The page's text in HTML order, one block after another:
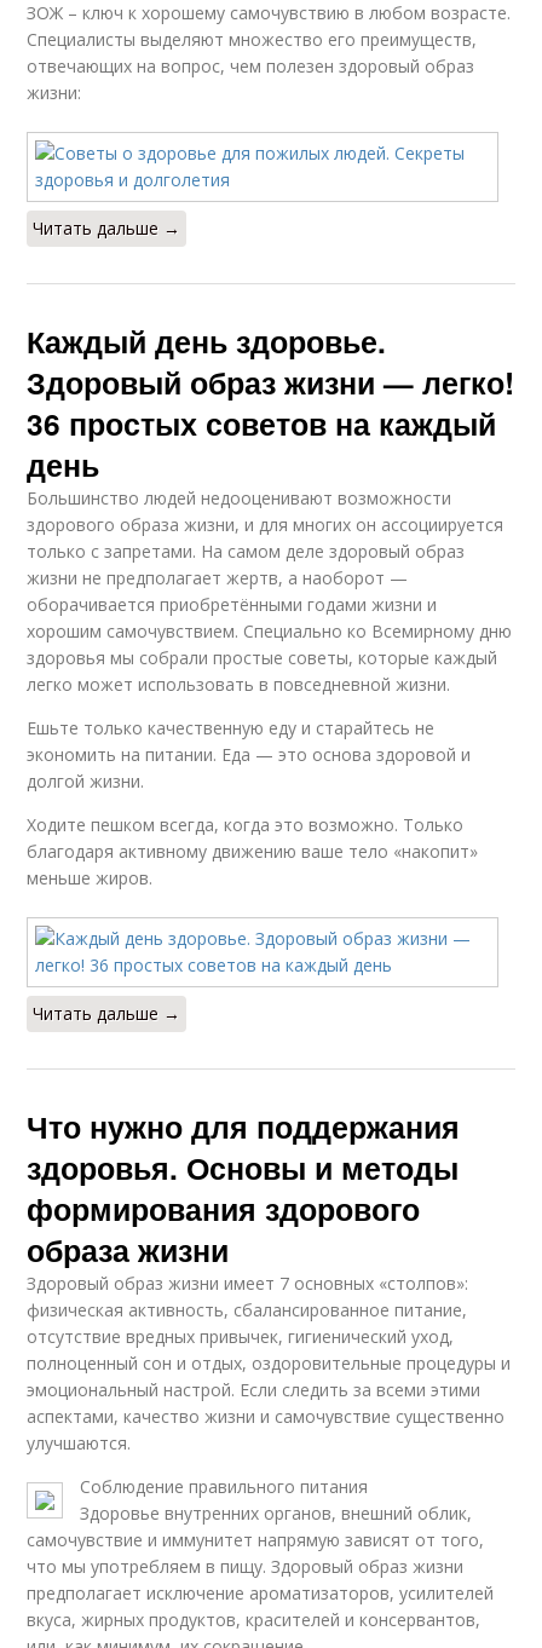
ЗОЖ – ключ к хорошему самочувствию в любом возрасте.
Специалисты выделяют множество его преимуществ,
отвечающих на вопрос, чем полезен здоровый образ
жизни:
Читать дальше →
Каждый день здоровье.
Здоровый образ жизни — легко!
36 простых советов на каждый
день
Большинство людей недооценивают возможности
здорового образа жизни, и для многих он ассоциируется
только с запретами. На самом деле здоровый образ
жизни не предполагает жертв, а наоборот —
оборачивается приобретёнными годами жизни и
хорошим самочувствием. Специально ко Всемирному дню
здоровья мы собрали простые советы, которые каждый
легко может использовать в повседневной жизни.
Ешьте только качественную еду и старайтесь не
экономить на питании. Еда — это основа здоровой и
долгой жизни.
Ходите пешком всегда, когда это возможно. Только
благодаря активному движению ваше тело «накопит»
меньше жиров.
Читать дальше →
Что нужно для поддержания
здоровья. Основы и методы
формирования здорового
образа жизни
Здоровый образ жизни имеет 7 основных «столпов»:
физическая активность, сбалансированное питание,
отсутствие вредных привычек, гигиенический уход,
полноценный сон и отдых, оздоровительные процедуры и
эмоциональный настрой. Если следить за всеми этими
аспектами, качество жизни и самочувствие существенно
улучшаются.
Соблюдение правильного питания
Здоровье внутренних органов, внешний облик,
самочувствие и иммунитет напрямую зависят от того,
что мы употребляем в пищу. Здоровый образ жизни
предполагает исключение ароматизаторов, усилителей
вкуса, жирных продуктов, красителей и консервантов,